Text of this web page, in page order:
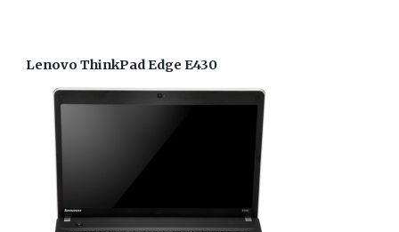
Lenovo ThinkPad Edge E430